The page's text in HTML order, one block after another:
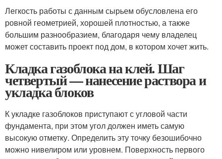
Легкость работы с данным сырьем обусловлена его
ровной геометрией, хорошей плотностью, а также
большим разнообразием, благодаря чему владелец
может составить проект под дом, в котором хочет жить.
Кладка газоблока на клей. Шаг
четвертый — нанесение раствора и
укладка блоков
К укладке газоблоков приступают с угловой части
фундамента, при этом угол должен иметь самую
высокую отметку. Определить эту точку безошибочно
можно нивелиром или уровнем. Поверхность первого